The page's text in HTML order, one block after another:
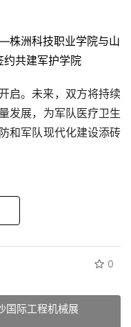
启。未来，双方将持续
发展，为军队医疗卫生
和军队现代化建设添砖
0
国际工程机械展